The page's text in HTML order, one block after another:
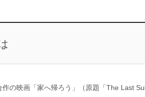
の映画「家へ帰ろう」（原題「The Last